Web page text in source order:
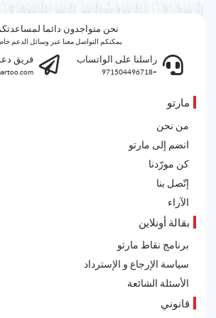
نحن متواجدون دائما
يمكنكم التواصل معنا عبر وسائل الدعم
راسلنا على الواتساب
+971504496718
فريق
مارتو
من نحن
انضم إلى مارتو
كن مورّدنا
إتّصل بنا
الآراء
بقالة أونلاين
برنامج نقاط مارتو
سياسة الإرجاع و الإسترداد
الأسئلة الشائعة
قانوني